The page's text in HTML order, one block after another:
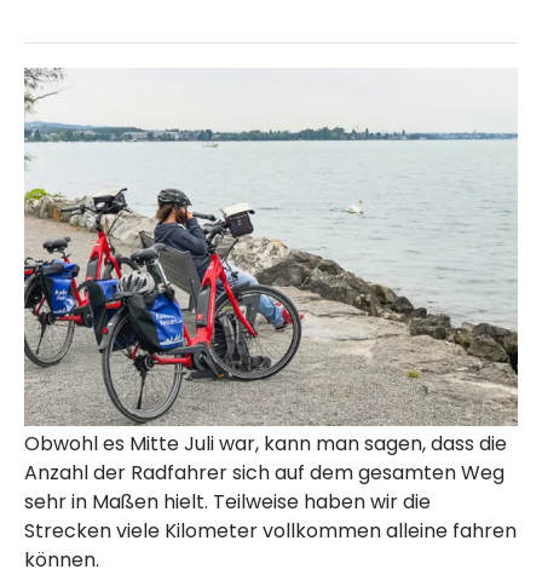
Obwohl es Mitte Juli war, kann man sagen, dass die
Anzahl der Radfahrer sich auf dem gesamten Weg
sehr in Maßen hielt. Teilweise haben wir die
Strecken viele Kilometer vollkommen alleine fahren
können.